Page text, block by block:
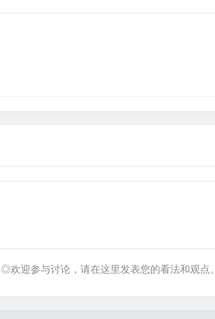
◎欢迎参与讨论，请在这里发表您的看法和观点。